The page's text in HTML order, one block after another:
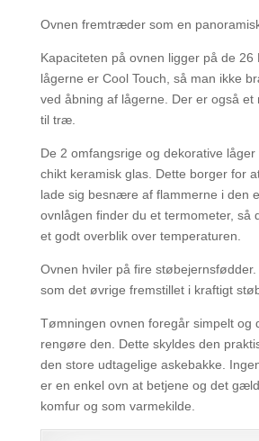
Ovnen fremtræder som en
Kapaciteten på ovnen ligger på de 26
lågerne er Cool Touch, så man ikke
ved åbning af lågerne. Der er også et
til træ.
De 2 omfangsrige og dekorative
chikt keramisk glas. Dette borger for
lade sig besnære af flammerne i den
ovnlågen finder du et termometer, så
et godt overblik over temperaturen.
Ovnen hviler på fire
som det øvrige fremstillet i kraftigt
Tømningen ovnen foregår simpelt og
rengøre den. Dette skyldes den
den store udtagelige askebakke.
er en enkel ovn at betjene og det
komfur og som varmekilde.